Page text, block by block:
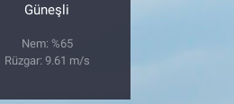
Güneşli
Nem: %65
Rüzgar: 9.61 m/s